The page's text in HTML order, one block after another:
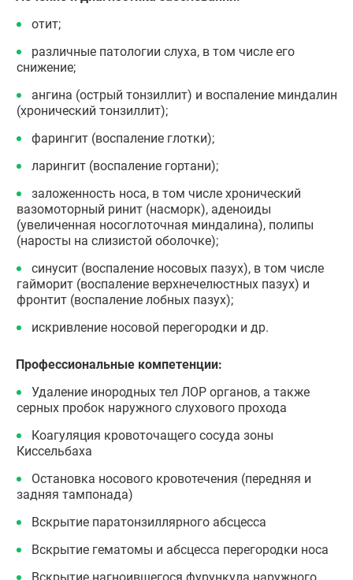
отит;
различные патологии слуха, в том числе его
снижение;
ангина (острый тонзиллит) и воспаление миндалин
(хронический тонзиллит);
фарингит (воспаление глотки);
ларингит (воспаление гортани);
заложенность носа, в том числе хронический
вазомоторный ринит (насморк), аденоиды
(увеличенная носоглоточная миндалина), полипы
(наросты на слизистой оболочке);
синусит (воспаление носовых пазух), в том числе
гайморит (воспаление верхнечелюстных пазух) и
фронтит (воспаление лобных пазух);
искривление носовой перегородки и др.
Профессиональные компетенции:
Удаление инородных тел ЛОР органов, а также
серных пробок наружного слухового прохода
Коагуляция кровоточащего сосуда зоны
Киссельбаха
Остановка носового кровотечения (передняя и
задняя тампонада)
Вскрытие паратонзиллярного абсцесса
Вскрытие гематомы и абсцесса перегородки носа